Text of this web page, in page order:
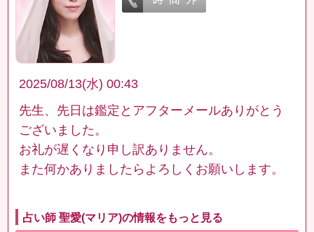
2025/08/13(水) 00:43
先生、先日は鑑定とアフターメールありがとう
ございました。
お礼が遅くなり申し訳ありません。
また何かありましたらよろしくお願いします。
占い師 聖愛(マリア)の情報をもっと見る